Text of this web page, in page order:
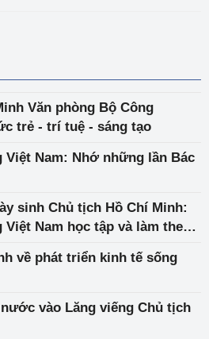
Văn phòng Bộ Công
trẻ - trí tuệ - sáng tạo
Việt Nam: Nhớ những lần Bác
sinh Chủ tịch Hồ Chí Minh:
Việt Nam học tập và làm theo
về phát triển kinh tế sống
vào Lăng viếng Chủ tịch